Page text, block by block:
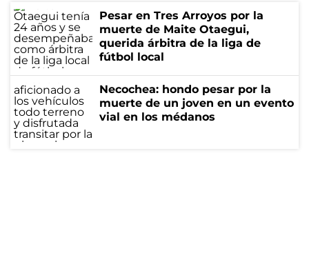
Pesar en Tres Arroyos por la
muerte de Maite Otaegui,
querida árbitra de la liga de
fútbol local
Necochea: hondo pesar por la
muerte de un joven en un evento
vial en los médanos